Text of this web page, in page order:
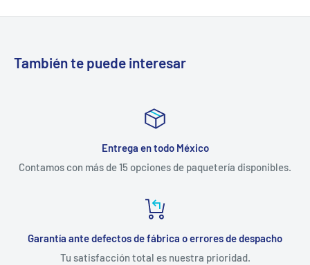
También te puede interesar
Entrega en todo México
Contamos con más de 15 opciones de paquetería disponibles.
Garantía ante defectos de fábrica o errores de despacho
Tu satisfacción total es nuestra prioridad.